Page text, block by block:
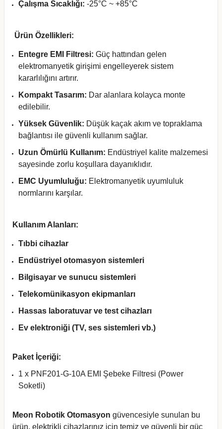
Çalışma Sıcaklığı: -25°C ~ +85°C
Ürün Özellikleri:
Entegre EMI Filtresi: Güç hattından gelen
elektromanyetik girişimi engelleyerek sistem
kararlılığını artırır.
Kompakt Tasarım: Dar alanlara kolayca monte
edilebilir.
Yüksek Güvenlik: Düşük kaçak akım ve topraklama
bağlantısı ile güvenli kullanım sağlar.
Uzun Ömürlü Kullanım: Endüstriyel kalite malzemesi
sayesinde zorlu koşullara dayanıklıdır.
EMC Uyumluluğu: Elektromanyetik uyumluluk
normlarını karşılar.
Kullanım Alanları:
Tıbbi cihazlar
Endüstriyel otomasyon sistemleri
Bilgisayar ve sunucu sistemleri
Telekomünikasyon ekipmanları
Hassas laboratuvar ve test cihazları
Ev elektroniği (TV, ses sistemleri vb.)
Paket İçeriği:
1 x PNF201-G-10A EMI Şebeke Filtresi (Power
Soketli)
Meon Robotik Otomasyon güvencesiyle sunulan bu
ürün, elektrikli cihazlarınız için temiz ve güvenli bir güç